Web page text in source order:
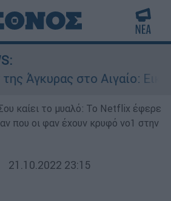
στο Αιγαίο: Εικονική
καίει το μυαλό: Το Netflix έφερε
που οι φαν έχουν κρυφό νο1 στην
21.10.2022 23:15